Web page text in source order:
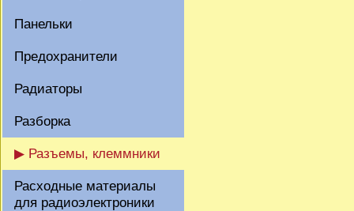
Панельки
Предохранители
Радиаторы
Разборка
▶ Разъемы, клеммники
Расходные материалы
для радиоэлектроники